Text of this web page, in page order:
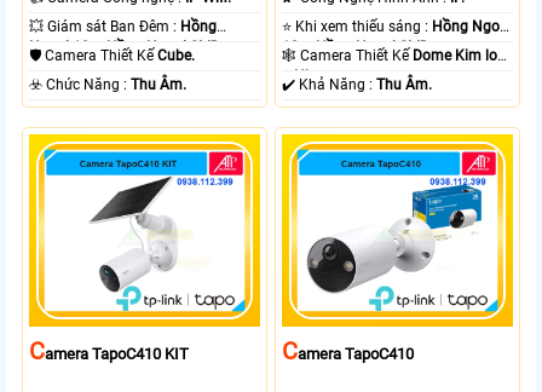
💥 Giám sát Ban Đêm : Hồng
Ngoại 10m Hồng Ngoại SMD.
🛡 Camera Thiết KếCube.
️☣️ Chức Năng :Thu Âm.
⭐ Khi xem thiếu sáng : Hồng Ngoại
10m Hồng Ngoại SMD.
🕸️ Camera Thiết Kế Dome Kim loại
+ Nhựa.
️✔️ Khả Năng :Thu Âm.
CAmera TapoC410 KIT CAmera TapoC410